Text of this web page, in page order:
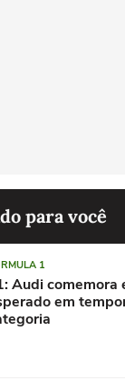
para você
1
Audi comemora
em